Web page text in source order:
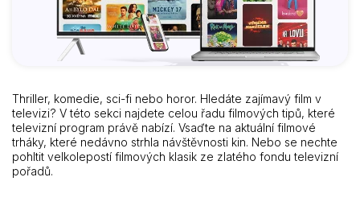
Thriller, komedie, sci-fi nebo horor. Hledáte zajímavý film v
televizi? V této sekci najdete celou řadu filmových tipů, které
televizní program právě nabízí. Vsaďte na aktuální filmové
trháky, které nedávno strhla návštěvnosti kin. Nebo se nechte
pohltit velkolepostí filmových klasik ze zlatého fondu televizní
pořadů.